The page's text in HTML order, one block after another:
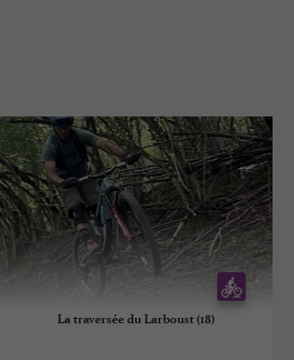
La traversée du Larboust (18)